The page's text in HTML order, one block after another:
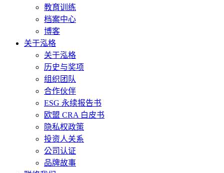
教育训练
档案中心
博客
关于泓格
关于泓格
历史与奖项
组织团队
合作伙伴
ESG 永续报告书
欧盟 CRA 白皮书
隐私权政策
投资人关系
公司认证
品牌故事